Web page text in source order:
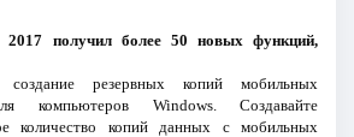
получил более 50 новых функций,
создание резервных копий мобильных
компьютеров Windows. Создавайте
количество копий данных с мобильных